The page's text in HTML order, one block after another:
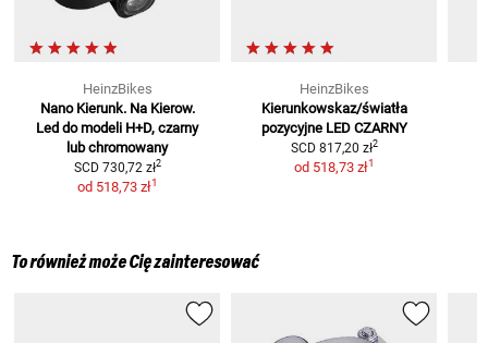
HeinzBikes
Nano Kierunk. Na Kierow.
Led do modeli H+D, czarny
lub chromowany
SCD 730,72 zł2
od 518,73 zł1
HeinzBikes
Kierunkowskaz/światła
pozycyjne LED CZARNY
SCD 817,20 zł2
od 518,73 zł1
To również może Cię zainteresować